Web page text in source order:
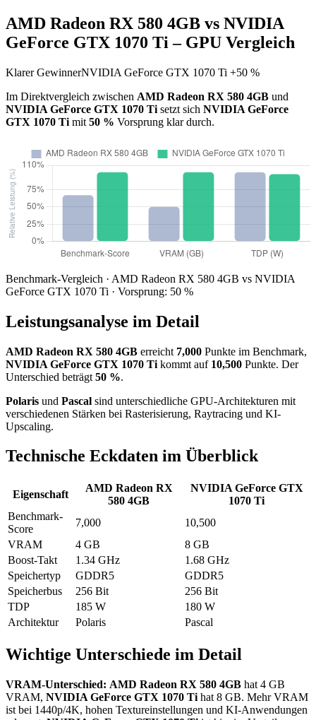
AMD Radeon RX 580 4GB vs NVIDIA
GeForce GTX 1070 Ti – GPU Vergleich
Klarer GewinnerNVIDIA GeForce GTX 1070 Ti +50 %
Im Direktvergleich zwischen AMD Radeon RX 580 4GB und
NVIDIA GeForce GTX 1070 Ti setzt sich NVIDIA GeForce
GTX 1070 Ti mit 50 % Vorsprung klar durch.
Benchmark-Vergleich · AMD Radeon RX 580 4GB vs NVIDIA
GeForce GTX 1070 Ti · Vorsprung: 50 %
Leistungsanalyse im Detail
AMD Radeon RX 580 4GB erreicht 7,000 Punkte im Benchmark,
NVIDIA GeForce GTX 1070 Ti kommt auf 10,500 Punkte. Der
Unterschied beträgt 50 %.
Polaris und Pascal sind unterschiedliche GPU-Architekturen mit
verschiedenen Stärken bei Rasterisierung, Raytracing und KI-
Upscaling.
Technische Eckdaten im Überblick
Eigenschaft
AMD Radeon RX
580 4GB
NVIDIA GeForce GTX
1070 Ti
Benchmark-
Score
7,000
10,500
VRAM
4 GB
8 GB
Boost-Takt
1.34 GHz
1.68 GHz
Speichertyp
GDDR5
GDDR5
Speicherbus
256 Bit
256 Bit
TDP
185 W
180 W
Architektur
Polaris Pascal
Wichtige Unterschiede im Detail
VRAM-Unterschied: AMD Radeon RX 580 4GB hat 4 GB
VRAM, NVIDIA GeForce GTX 1070 Ti hat 8 GB. Mehr VRAM
ist bei 1440p/4K, hohen Textureinstellungen und KI-Anwendungen